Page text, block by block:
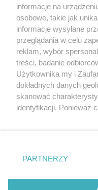
1 / 22
Wiemy,
Czwarta
Restauracji
września!
Nie zapomnij
zapoznać się z:
polityką
Twojemiasto
Piekary Śląskie
Chorzów
Tarnowskie Góry
Gliwice
informacje na
osobowe, takie jak
informacje wysyłane
przeglądania w celu
reklam, wybór
treści, badanie
Użytkownika my i
dokładnych danych
skanować
identyfikacji. Ponieważ
prywatności znajdujący
. Niektóre rodzaje
zgody użytkownika, ale
takiemu przetwarzaniu.
PARTNERZY